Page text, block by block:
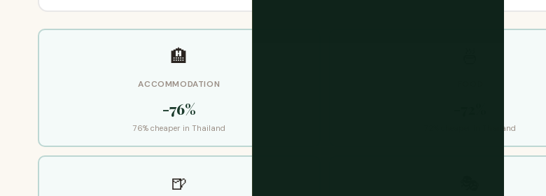
🏨
ACCOMMODATION
-76%
76% cheaper in Thailand 72% cheaper in Thailand
🍺